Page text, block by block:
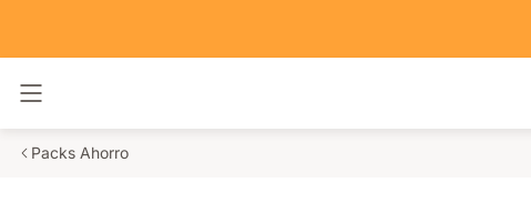
Packs Ahorro